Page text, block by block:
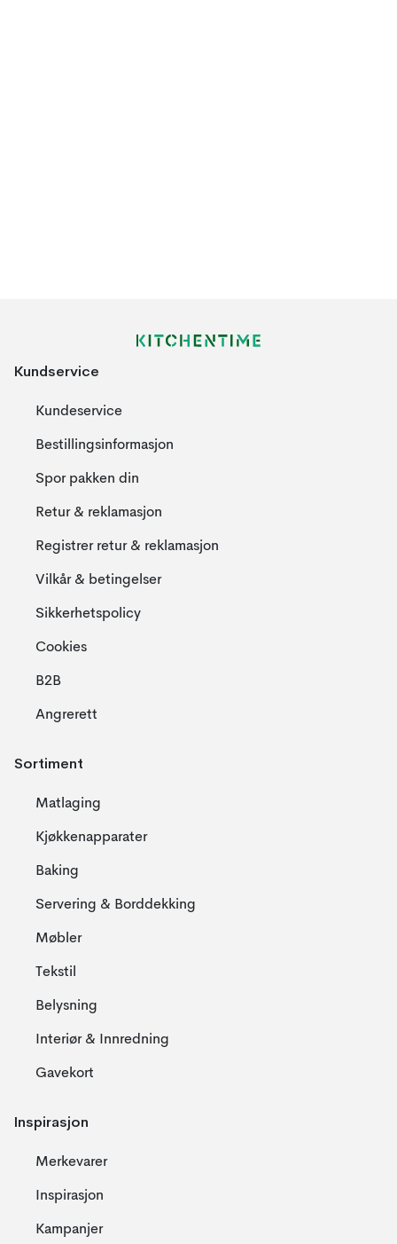
Kundservice
Kundeservice
Bestillingsinformasjon
Spor pakken din
Retur & reklamasjon
Registrer retur & reklamasjon
Vilkår & betingelser
Sikkerhetspolicy
Cookies
B2B
Angrerett
Sortiment
Matlaging
Kjøkkenapparater
Baking
Servering & Borddekking
Møbler
Tekstil
Belysning
Interiør & Innredning
Gavekort
Inspirasjon
Merkevarer
Inspirasjon
Kampanjer